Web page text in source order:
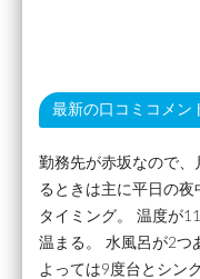
最新の口コミコメン
勤務先が赤坂なので
るときは主に平日の
タイミング。 温度が
温まる。 水風呂が2つ
よっては9度台とシン